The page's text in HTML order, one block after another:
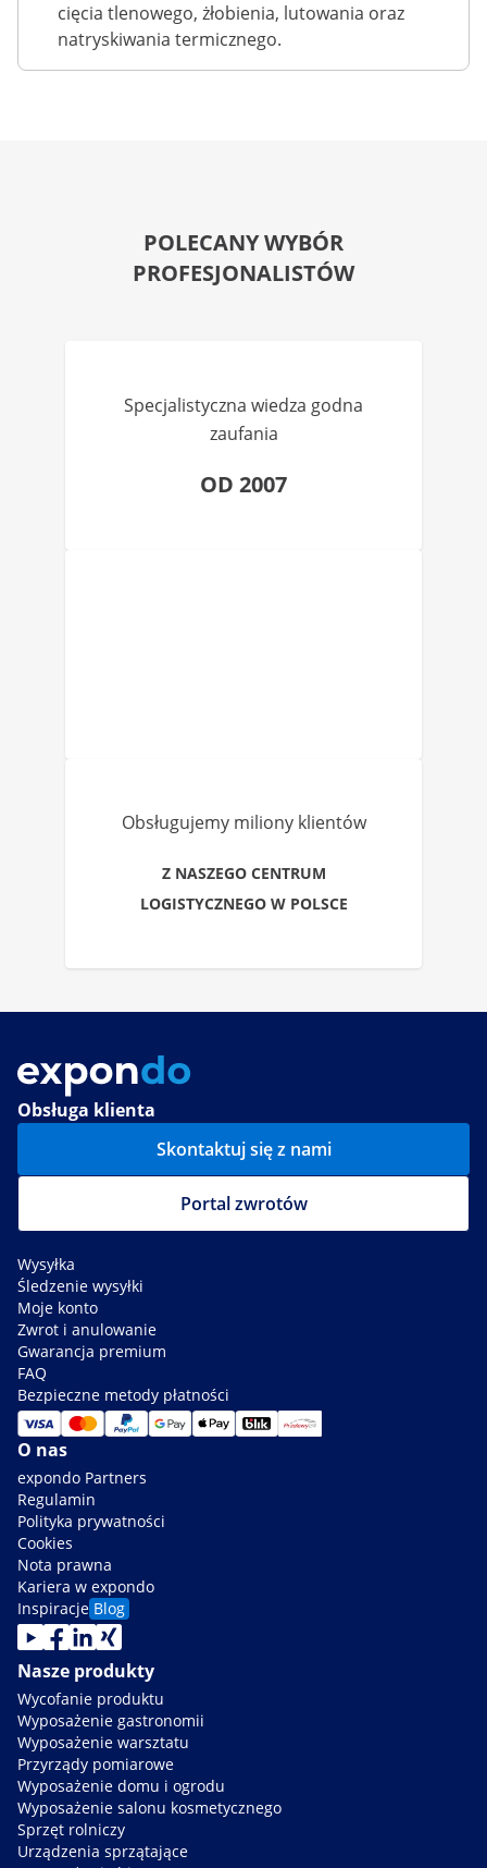
cięcia tlenowego, żłobienia, lutowania oraz
natryskiwania termicznego.
POLECANY WYBÓR
PROFESJONALISTÓW
Specjalistyczna wiedza godna
zaufania
OD 2007
Obsługujemy miliony klientów
Z NASZEGO CENTRUM
LOGISTYCZNEGO W POLSCE
Obsługa klienta
Skontaktuj się z nami
Portal zwrotów
Wysyłka
Śledzenie wysyłki
Moje konto
Zwrot i anulowanie
Gwarancja premium
FAQ
Bezpieczne metody płatności
O nas
expondo Partners
Regulamin
Polityka prywatności
Cookies
Nota prawna
Kariera w expondo
Inspiracje Blog
Nasze produkty
Wycofanie produktu
Wyposażenie gastronomii
Wyposażenie warsztatu
Przyrządy pomiarowe
Wyposażenie domu i ogrodu
Wyposażenie salonu kosmetycznego
Sprzęt rolniczy
Urządzenia sprzątające